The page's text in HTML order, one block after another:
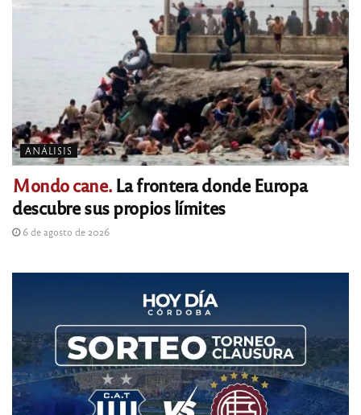
ANÁLISIS
Mondo cane.La frontera donde Europa
descubre sus propios límites
6 de agosto de 2026